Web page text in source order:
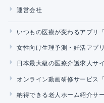
運営会社
いつもの医療が変わるアプリ
女性向け生理予測・妊活アプ
日本最大級の医療介護求人サ
オンライン動画研修サービス
納得できる老人ホーム紹介サ